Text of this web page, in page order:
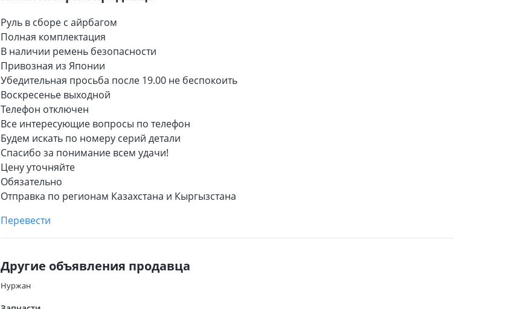
Руль в сборе с айрбагом
Полная комплектация
В наличии ремень безопасности
Привозная из Японии
Убедительная просьба после 19.00 не беспокоить
Воскресенье выходной
Телефон отключен
Все интересующие вопросы по телефон
Будем искать по номеру серий детали
Спасибо за понимание всем удачи!
Цену уточняйте
Обязательно
Отправка по регионам Казахстана и Кыргызстана
Перевести
Другие объявления продавца
Нуржан